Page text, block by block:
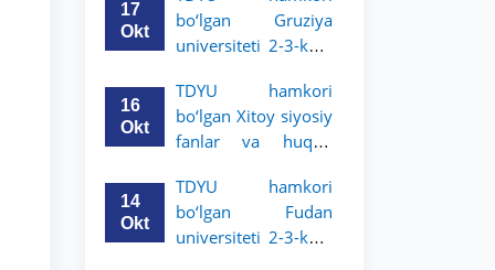
uchun akademik
mobillik dasturini
17
Okt
bo‘lgan Gruziya
universiteti 2-3-kurs
akademik mobillik
dasturini e’lon qildi
16
Okt
TDYU hamkori
bo‘lgan Xitoy siyosiy
fanlar va huquq
talabalari uchun
akademik mobillik
dasturini e’lon qildi
14
Okt
TDYU hamkori
bo‘lgan Fudan
universiteti 2-3-kurs